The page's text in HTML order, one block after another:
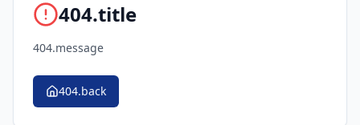
404.title
404.message
404.back